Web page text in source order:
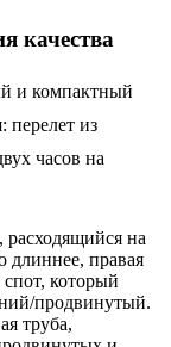
качества
и компактный
перелет из
часов на
на
правая
который
продвинутый.
труба,